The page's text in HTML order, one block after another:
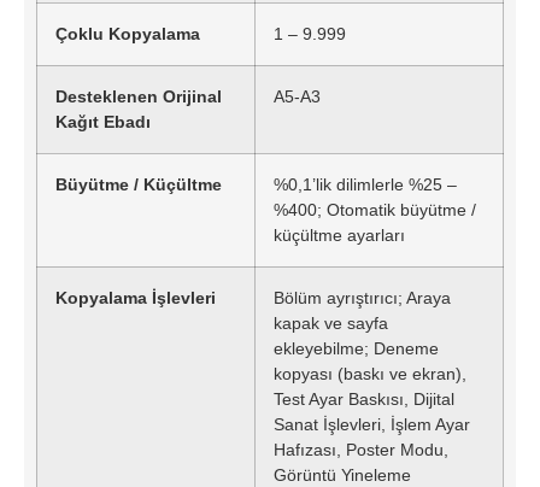
Çoklu Kopyalama 1 – 9.999
Desteklenen Orijinal
Kağıt Ebadı
A5-A3
Büyütme / Küçültme
%0,1’lik dilimlerle %25 –
%400; Otomatik büyütme /
küçültme ayarları
Kopyalama İşlevleri
Bölüm ayrıştırıcı; Araya
kapak ve sayfa
ekleyebilme; Deneme
kopyası (baskı ve ekran),
Test Ayar Baskısı, Dijital
Sanat İşlevleri, İşlem Ayar
Hafızası, Poster Modu,
Görüntü Yineleme